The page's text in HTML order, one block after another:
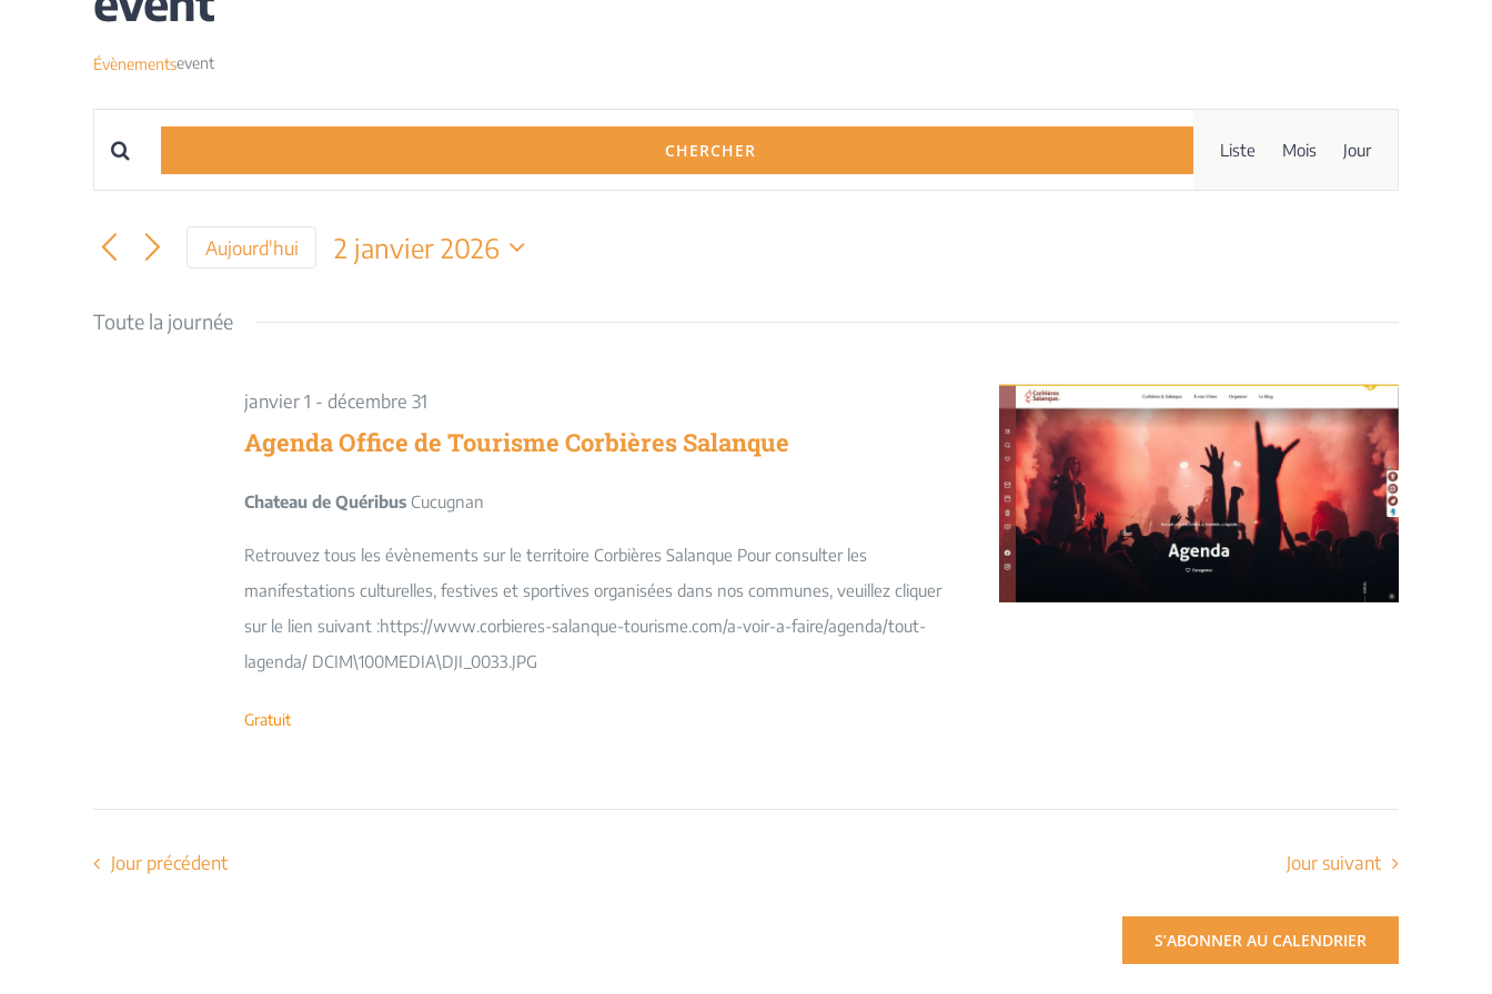
Évènementsevent
Recherche
et
navigation
de
Évènements
Saisir
Rechercher
par
CHERCHER
de
vues
Liste Mois Jour
Aujourd'hui
2 janvier 2026
date.
Toute la journée
janvier 1 - décembre 31
Agenda Office de Tourisme Corbières Salanque
Chateau de Quéribus Cucugnan
Retrouvez tous les évènements sur le territoire Corbières Salanque Pour consulter les
manifestations culturelles, festives et sportives organisées dans nos communes, veuillez cliquer
sur le lien suivant :https://www.corbieres-salanque-tourisme.com/a-voir-a-faire/agenda/tout-
lagenda/ DCIM\100MEDIA\DJI_0033.JPG
Gratuit
Jour précédent Jour suivant
S’ABONNER AU CALENDRIER